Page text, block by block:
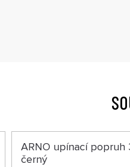
ARNO upínací popruh
černý